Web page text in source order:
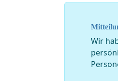
Wir